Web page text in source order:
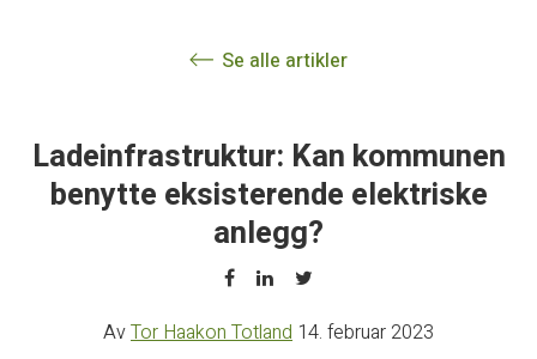
Se alle artikler
Ladeinfrastruktur: Kan kommunen
benytte eksisterende elektriske
anlegg?
AvTor Haakon Totland 14. februar 2023